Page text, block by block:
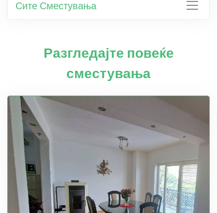
Сите Сместувања
Разгледајте повеќе
сместувања